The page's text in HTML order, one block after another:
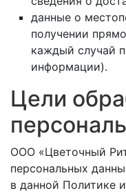
данные о
получении
каждый случай
информации).
Цели
ООО «Цветочный
персональных
в данной Политике